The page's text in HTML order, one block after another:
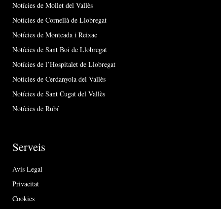
Notícies de Mollet del Vallès
Notícies de Cornellà de Llobregat
Notícies de Montcada i Reixac
Notícies de Sant Boi de Llobregat
Notícies de l’Hospitalet de Llobregat
Notícies de Cerdanyola del Vallès
Notícies de Sant Cugat del Vallès
Notícies de Rubí
Serveis
Avís Legal
Privacitat
Cookies